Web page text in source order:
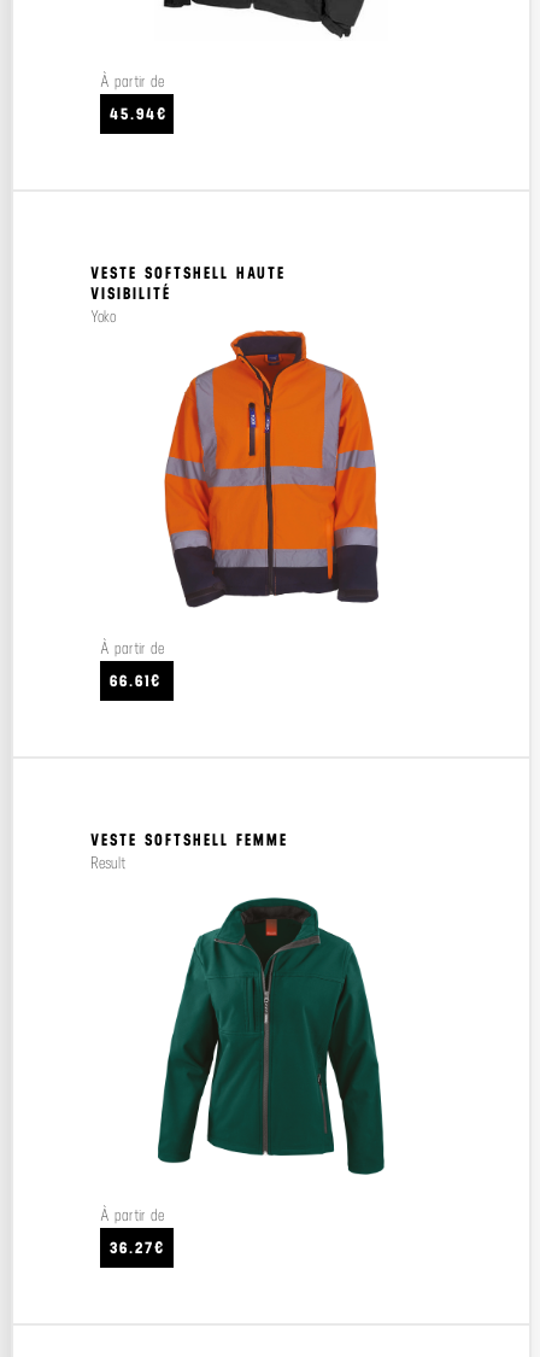
À partir de
45.94€
VESTE SOFTSHELL HAUTE
VISIBILITÉ
Yoko
À partir de
66.61€
VESTE SOFTSHELL FEMME
Result
À partir de
36.27€